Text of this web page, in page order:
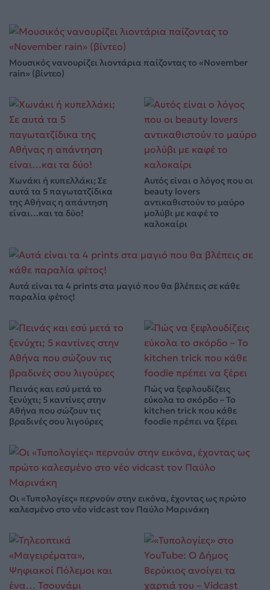
Μουσικός νανουρίζει λιοντάρια παίζοντας το «November
rain» (βίντεο)
Χωνάκι ή κυπελλάκι; Σε
αυτά τα 5 παγωτατζίδικα
της Αθήνας η απάντηση
είναι…και τα δύο!
Αυτός είναι ο λόγος που οι
beauty lovers
αντικαθιστούν το μαύρο
μολύβι με καφέ το
καλοκαίρι
Αυτά είναι τα 4 prints στα μαγιό που θα βλέπεις σε κάθε
παραλία φέτος!
Πεινάς και εσύ μετά το
ξενύχτι; 5 καντίνες στην
Αθήνα που σώζουν τις
βραδινές σου λιγούρες
Πώς να ξεφλουδίζεις
εύκολα το σκόρδο – Το
kitchen trick που κάθε
foodie πρέπει να ξέρει
Οι «Τυπολογίες» περνούν στην εικόνα, έχοντας ως πρώτο
καλεσμένο στο νέο vidcast τον Παύλο Μαρινάκη